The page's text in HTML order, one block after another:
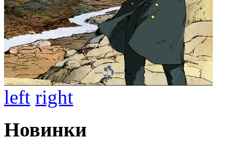
left right
Новинки